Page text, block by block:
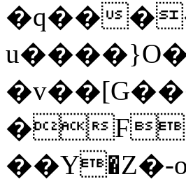
�q��
�
��Υ�Z�-